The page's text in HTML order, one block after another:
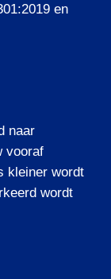
en
naar
vooraf
kleiner wordt
wordt